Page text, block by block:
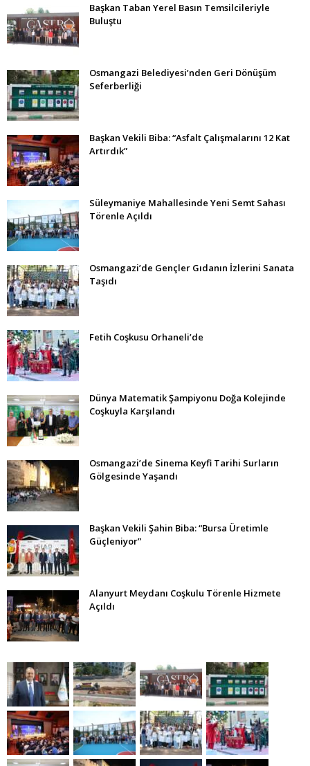
Başkan Taban Yerel Basın Temsilcileriyle
Buluştu
Osmangazi Belediyesi’nden Geri Dönüşüm
Seferberliği
Başkan Vekili Biba: “Asfalt Çalışmalarını 12 Kat
Artırdık”
Süleymaniye Mahallesinde Yeni Semt Sahası
Törenle Açıldı
Osmangazi’de Gençler Gıdanın İzlerini Sanata
Taşıdı
Fetih Coşkusu Orhaneli’de
Dünya Matematik Şampiyonu Doğa Kolejinde
Coşkuyla Karşılandı
Osmangazi’de Sinema Keyfi Tarihi Surların
Gölgesinde Yaşandı
Başkan Vekili Şahin Biba: “Bursa Üretimle
Güçleniyor”
Alanyurt Meydanı Coşkulu Törenle Hizmete
Açıldı